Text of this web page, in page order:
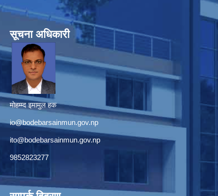
सूचना अधिकारी
मोहम्म्द इमामुल हक
io@bodebarsainmun.gov.np
ito@bodebarsainmun.gov.np
9852823277